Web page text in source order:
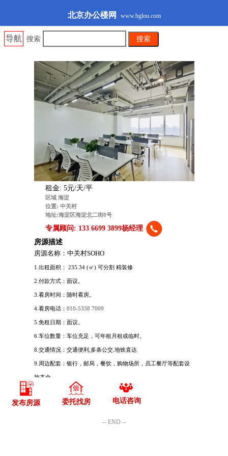
北京办公楼网 www.bglou.com
导航 搜索
发布房源 委托找房 电话咨询
-- END --